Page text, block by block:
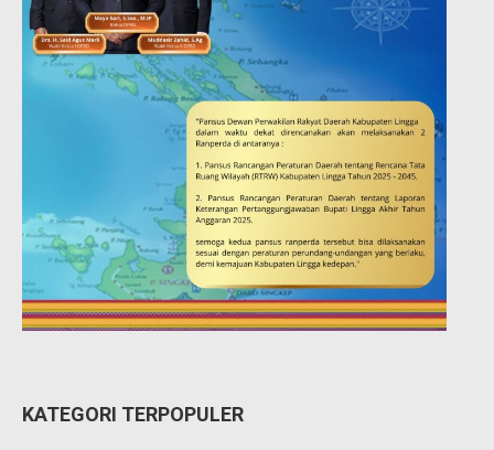
KATEGORI TERPOPULER